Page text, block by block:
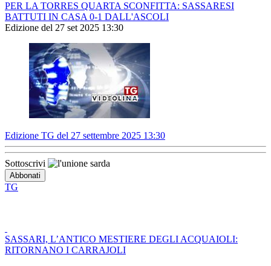
PER LA TORRES QUARTA SCONFITTA: SASSARESI
BATTUTI IN CASA 0-1 DALL'ASCOLI
Edizione del 27 set 2025 13:30
Edizione TG del 27 settembre 2025 13:30
Sottoscrivi
TG
SASSARI, L’ANTICO MESTIERE DEGLI ACQUAIOLI:
RITORNANO I CARRAJOLI